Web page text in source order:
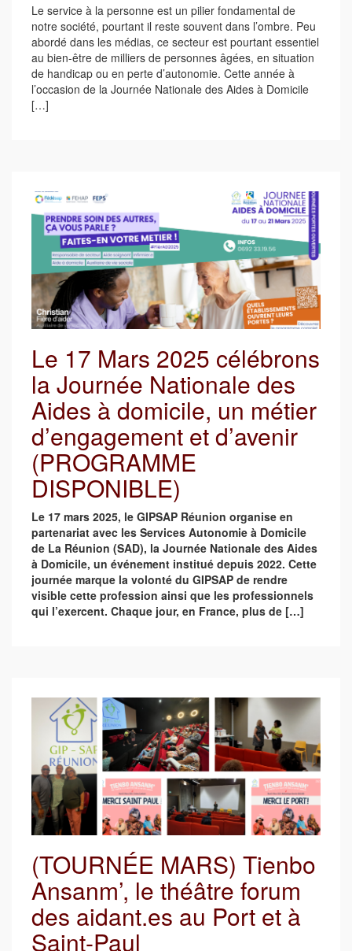
Le service à la personne est un pilier fondamental de
notre société, pourtant il reste souvent dans l’ombre. Peu
abordé dans les médias, ce secteur est pourtant essentiel
au bien-être de milliers de personnes âgées, en situation
de handicap ou en perte d’autonomie. Cette année à
l’occasion de la Journée Nationale des Aides à Domicile
[…]
Le 17 Mars 2025 célébrons
la Journée Nationale des
Aides à domicile, un métier
d’engagement et d’avenir
(PROGRAMME
DISPONIBLE)
Le 17 mars 2025, le GIPSAP Réunion organise en
partenariat avec les Services Autonomie à Domicile
de La Réunion (SAD), la Journée Nationale des Aides
à Domicile, un événement institué depuis 2022. Cette
journée marque la volonté du GIPSAP de rendre
visible cette profession ainsi que les professionnels
qui l’exercent. Chaque jour, en France, plus de […]
(TOURNÉE MARS) Tienbo
Ansanm’, le théâtre forum
des aidant.es au Port et à
Saint-Paul